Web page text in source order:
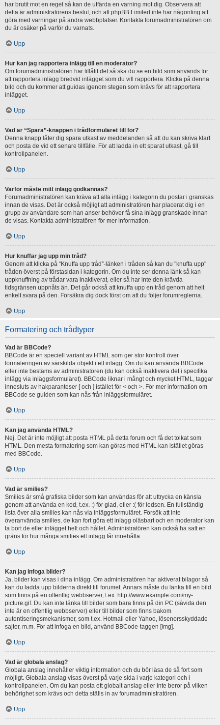
har brutit mot en regel så kan de utfärda en varning mot dig. Observera att
detta är administratörens beslut, och att phpBB Limited inte har någonting att
göra med varningar på andra webbplatser. Kontakta forumadministratören om
du är osäker på varför du varnats.
Upp
Hur kan jag rapportera inlägg till en moderator?
Om forumadministratören har tillåtit det så ska du se en bild som används för
att rapportera inlägg bredvid inlägget som du vill rapportera. Klicka på denna
bild och du kommer att guidas igenom stegen som krävs för att rapportera
inlägget.
Upp
Vad är “Spara”-knappen i trådformuläret till för?
Denna knapp låter dig spara utkast av meddelanden så att du kan skriva klart
och posta de vid ett senare tillfälle. För att ladda in ett sparat utkast, gå till
kontrollpanelen.
Upp
Varför måste mitt inlägg godkännas?
Forumadministratören kan kräva att alla inlägg i kategorin du postar i granskas
innan de visas. Det är också möjligt att administratören har placerat dig i en
grupp av användare som han anser behöver få sina inlägg granskade innan
de visas. Kontakta administratören för mer information.
Upp
Hur knuffar jag upp min tråd?
Genom att klicka på “Knuffa upp tråd”-länken i tråden så kan du "knuffa upp"
tråden överst på förstasidan i kategorin. Om du inte ser denna länk så kan
uppknuffning av trådar vara inaktiverat, eller så har inte den krävda
tidsgränsen uppnåts än. Det går också att knuffa upp en tråd genom att helt
enkelt svara på den. Försäkra dig dock först om att du följer forumreglerna.
Upp
Formatering och trådtyper
Vad är BBCode?
BBCode är en speciell variant av HTML som ger stor kontroll över
formateringen av särskilda objekt i ett inlägg. Om du kan använda BBCode
eller inte bestäms av administratören (du kan också inaktivera det i specifika
inlägg via inläggsformuläret). BBCode liknar i mångt och mycket HTML, taggar
innesluts av hakparanteser [ och ] istället för < och >. För mer information om
BBCode se guiden som kan nås från inläggsformuläret.
Upp
Kan jag använda HTML?
Nej. Det är inte möjligt att posta HTML på detta forum och få det tolkat som
HTML. Den mesta formatering som kan göras med HTML kan istället göras
med BBCode.
Upp
Vad är smilies?
Smilies är små grafiska bilder som kan användas för att uttrycka en känsla
genom att använda en kod, t.ex. :) för glad, eller :( för ledsen. En fullständig
lista över alla smilies kan nås via inläggsformuläret. Försök att inte
överanvända smilies, de kan fort göra ett inlägg oläsbart och en moderator kan
ta bort de eller inlägget helt och hållet. Administratören kan också ha satt en
gräns för hur många smilies ett inlägg får innehålla.
Upp
Kan jag infoga bilder?
Ja, bilder kan visas i dina inlägg. Om administratören har aktiverat bilagor så
kan du ladda upp bilderna direkt till forumet. Annars måste du länka till en bild
som finns på en offentlig webbserver, t.ex. http://www.example.com/my-
picture.gif. Du kan inte länka till bilder som bara finns på din PC (såvida den
inte är en offentlig webbserver) eller till bilder som finns bakom
autentiseringsmekanismer, som t.ex. Hotmail eller Yahoo, lösenorsskyddade
sajter, m.m. För att infoga en bild, använd BBCode-taggen [img].
Upp
Vad är globala anslag?
Globala anslag innehåller viktig information och du bör läsa de så fort som
möjligt. Globala anslag visas överst på varje sida i varje kategori och i
kontrollpanelen. Om du kan posta ett globalt anslag eller inte beror på vilken
behörighet som krävs och detta ställs in av forumadministratören.
Upp